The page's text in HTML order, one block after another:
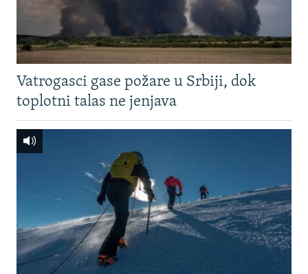
Vatrogasci gase požare u Srbiji, dok
toplotni talas ne jenjava